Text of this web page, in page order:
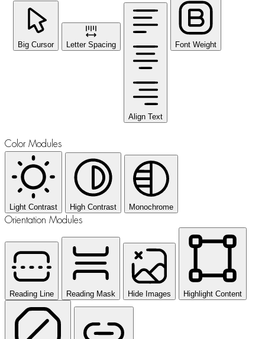
Big Cursor Letter Spacing
Align Text
Font Weight
Color Modules
Light Contrast High Contrast Monochrome
Orientation Modules
Reading Line Reading Mask Hide Images Highlight Content